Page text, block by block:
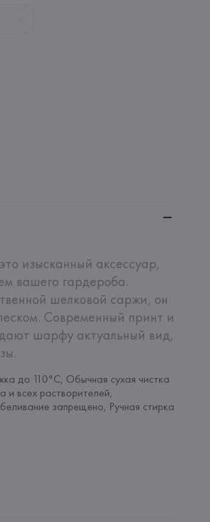
изысканный аксессуар,
вашего гардероба.
шелковой саржи, он
Современный принт и
шарфу актуальный вид,
до 110°C, Обычная сухая чистка
и всех растворителей,
запрещено, Ручная стирка